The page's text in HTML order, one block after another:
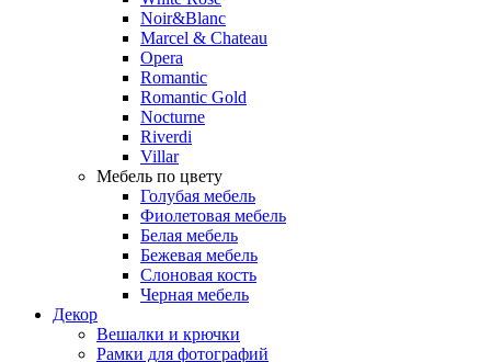
Noir&Blanc
Marcel & Chateau
Opera
Romantic
Romantic Gold
Nocturne
Riverdi
Villar
Мебель по цвету
Голубая мебель
Фиолетовая мебель
Белая мебель
Бежевая мебель
Слоновая кость
Черная мебель
Декор
Вешалки и крючки
Рамки для фотографий